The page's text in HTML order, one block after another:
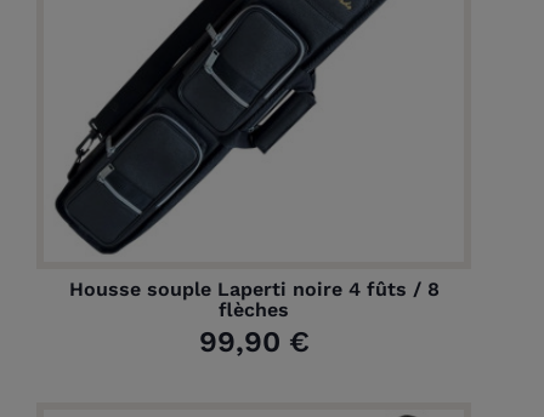
Housse souple Laperti noire 4 fûts / 8
flèches
99,90 €